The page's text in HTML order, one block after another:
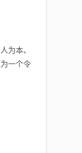
为本、
一个令